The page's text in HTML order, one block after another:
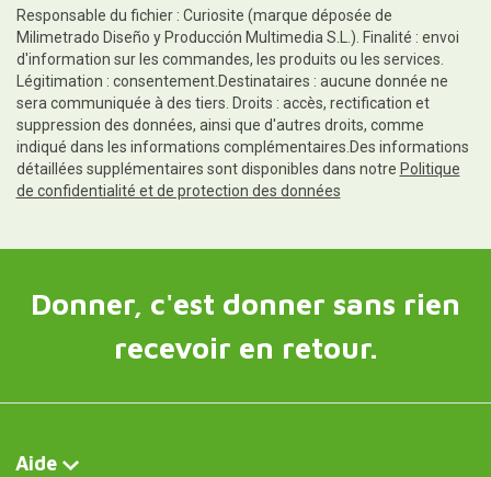
Responsable du fichier : Curiosite (marque déposée de
Milimetrado Diseño y Producción Multimedia S.L.). Finalité : envoi
d'information sur les commandes, les produits ou les services.
Légitimation : consentement.Destinataires : aucune donnée ne
sera communiquée à des tiers. Droits : accès, rectification et
suppression des données, ainsi que d'autres droits, comme
indiqué dans les informations complémentaires.Des informations
détaillées supplémentaires sont disponibles dans notre Politique
de confidentialité et de protection des données
Donner, c'est donner sans rien
recevoir en retour.
Aide